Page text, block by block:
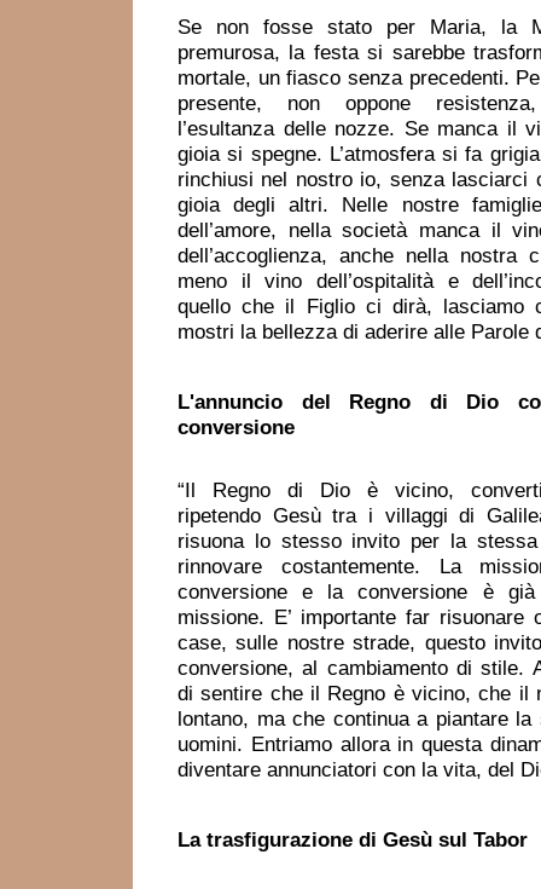
Se non fosse stato per Maria, la
premurosa, la festa si sarebbe
mortale, un fiasco senza precedenti.
presente, non oppone
l’esultanza delle nozze. Se manca il
gioia si spegne. L’atmosfera si fa
rinchiusi nel nostro io, senza lasciarci
gioia degli altri. Nelle nostre
dell’amore, nella società manca il
dell’accoglienza, anche nella nostra
meno il vino dell’ospitalità e
quello che il Figlio ci dirà, lasciamo
mostri la bellezza di aderire alle Parole
L'annuncio del Regno di Dio
conversione
“Il Regno di Dio è vicino,
ripetendo Gesù tra i villaggi di
risuona lo stesso invito per la
rinnovare costantemente. La
conversione e la conversione è
missione. E’ importante far risuonare
case, sulle nostre strade, questo
conversione, al cambiamento di stile.
di sentire che il Regno è vicino, che il
lontano, ma che continua a piantare
uomini. Entriamo allora in questa
diventare annunciatori con la vita, del
La trasfigurazione di Gesù sul Tabor